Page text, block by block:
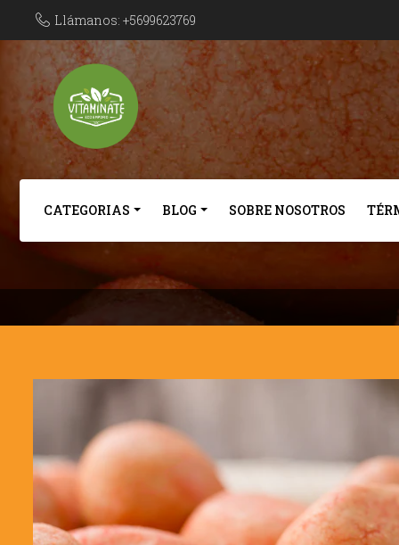
Llámanos: +5699623769
CATEGORIAS BLOG SOBRE NOSOTROS